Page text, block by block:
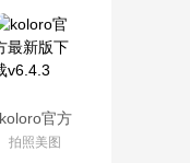
koloro官方
最新版下载
v6.4.3
拍照美图